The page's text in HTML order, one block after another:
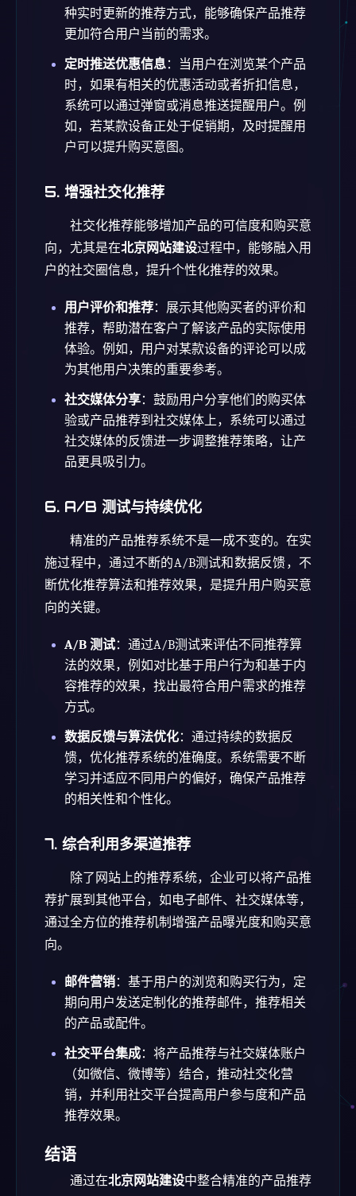
种实时更新的推荐方式，能够确保产品推荐
更加符合用户当前的需求。
定时推送优惠信息：当用户在浏览某个产品
时，如果有相关的优惠活动或者折扣信息，
系统可以通过弹窗或消息推送提醒用户。例
如，若某款设备正处于促销期，及时提醒用
户可以提升购买意图。
5. 增强社交化推荐
社交化推荐能够增加产品的可信度和购买意
向，尤其是在北京网站建设过程中，能够融入用
户的社交圈信息，提升个性化推荐的效果。
用户评价和推荐：展示其他购买者的评价和
推荐，帮助潜在客户了解该产品的实际使用
体验。例如，用户对某款设备的评论可以成
为其他用户决策的重要参考。
社交媒体分享：鼓励用户分享他们的购买体
验或产品推荐到社交媒体上，系统可以通过
社交媒体的反馈进一步调整推荐策略，让产
品更具吸引力。
6. A/B 测试与持续优化
精准的产品推荐系统不是一成不变的。在实
施过程中，通过不断的A/B测试和数据反馈，不
断优化推荐算法和推荐效果，是提升用户购买意
向的关键。
A/B 测试：通过A/B测试来评估不同推荐算
法的效果，例如对比基于用户行为和基于内
容推荐的效果，找出最符合用户需求的推荐
方式。
数据反馈与算法优化：通过持续的数据反
馈，优化推荐系统的准确度。系统需要不断
学习并适应不同用户的偏好，确保产品推荐
的相关性和个性化。
7. 综合利用多渠道推荐
除了网站上的推荐系统，企业可以将产品推
荐扩展到其他平台，如电子邮件、社交媒体等，
通过全方位的推荐机制增强产品曝光度和购买意
向。
邮件营销：基于用户的浏览和购买行为，定
期向用户发送定制化的推荐邮件，推荐相关
的产品或配件。
社交平台集成：将产品推荐与社交媒体账户
（如微信、微博等）结合，推动社交化营
销，并利用社交平台提高用户参与度和产品
推荐效果。
结语
通过在北京网站建设中整合精准的产品推荐